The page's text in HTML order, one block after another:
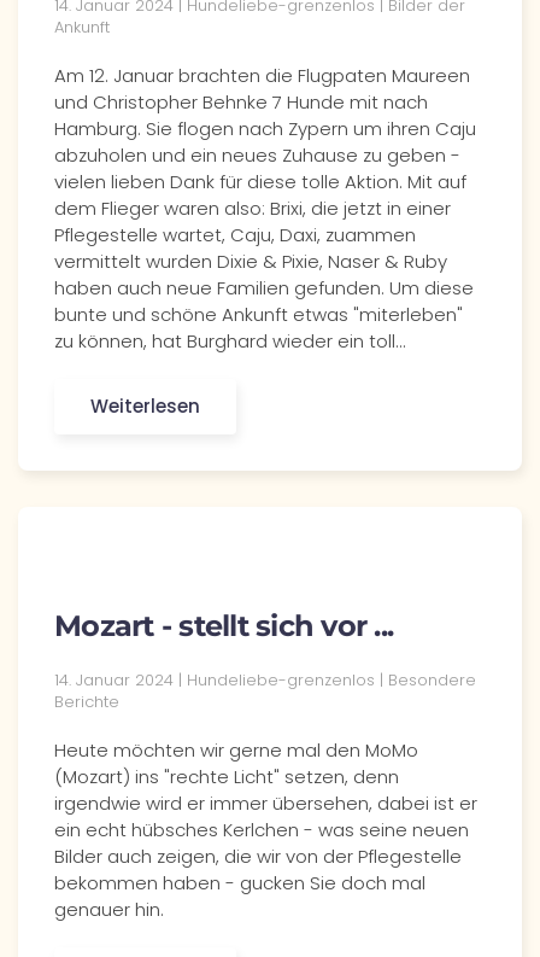
14. Januar 2024 | Hundeliebe-grenzenlos | Bilder der
Ankunft
Am 12. Januar brachten die Flugpaten Maureen
und Christopher Behnke 7 Hunde mit nach
Hamburg. Sie flogen nach Zypern um ihren Caju
abzuholen und ein neues Zuhause zu geben -
vielen lieben Dank für diese tolle Aktion. Mit auf
dem Flieger waren also: Brixi, die jetzt in einer
Pflegestelle wartet, Caju, Daxi, zuammen
vermittelt wurden Dixie & Pixie, Naser & Ruby
haben auch neue Familien gefunden. Um diese
bunte und schöne Ankunft etwas "miterleben"
zu können, hat Burghard wieder ein toll…
Weiterlesen
Mozart - stellt sich vor ...
14. Januar 2024 | Hundeliebe-grenzenlos | Besondere
Berichte
Heute möchten wir gerne mal den MoMo
(Mozart) ins "rechte Licht" setzen, denn
irgendwie wird er immer übersehen, dabei ist er
ein echt hübsches Kerlchen - was seine neuen
Bilder auch zeigen, die wir von der Pflegestelle
bekommen haben - gucken Sie doch mal
genauer hin.